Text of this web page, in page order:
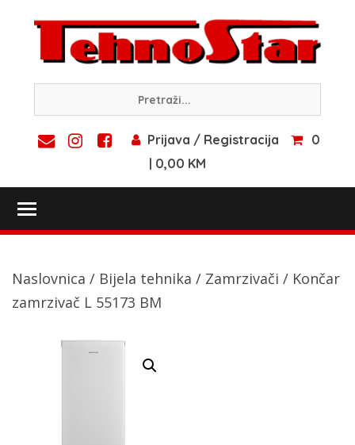
content
Prijava / Registracija
0
| 0,00 KM
Naslovnica / Bijela tehnika / Zamrzivači / Končar
zamrzivač L 55173 BM